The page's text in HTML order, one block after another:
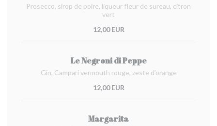
Prosecco, sirop de poire, liqueur fleur de sureau, citron
vert
12,00 EUR
Le Negroni di Peppe
Gin, Campari vermouth rouge, zeste d’orange
12,00 EUR
Margarita